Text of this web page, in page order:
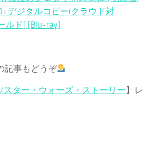
デジタルコピー(クラウド対
ルド] [Blu-ray]
記事もどうぞ
ター・ウォーズ・ストーリー 】レ